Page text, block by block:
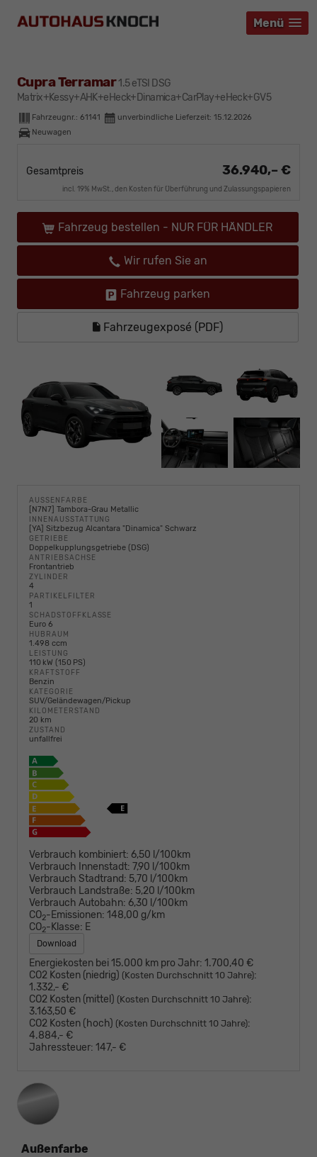
Menü
Menü
Menü
Cupra Terramar1.5 eTSI DSG
Matrix+Kessy+AHK+eHeck+Dinamica+CarPlay+eHeck+GV5
Fahrzeugnr.: 61141 unverbindliche Lieferzeit: 15.12.2026
Neuwagen
Gesamtpreis 36.940,– €
incl. 19% MwSt., den Kosten für Überführung und Zulassungspapieren
Fahrzeug bestellen - NUR FÜR HÄNDLER
Wir rufen Sie an
Fahrzeug parken
Fahrzeugexposé (PDF)
AUSSENFARBE
[N7N7] Tambora-Grau Metallic
INNENAUSSTATTUNG
[YA] Sitzbezug Alcantara "Dinamica" Schwarz
GETRIEBE
Doppelkupplungsgetriebe (DSG)
ANTRIEBSACHSE
Frontantrieb
ZYLINDER
4
PARTIKELFILTER
1
SCHADSTOFFKLASSE
Euro 6
HUBRAUM
1.498 ccm
LEISTUNG
110 kW (150 PS)
KRAFTSTOFF
Benzin
KATEGORIE
SUV/Geländewagen/Pickup
KILOMETERSTAND
20 km
ZUSTAND
unfallfrei
Verbrauch kombiniert: 6,50 l/100km
Verbrauch Innenstadt: 7,90 l/100km
Verbrauch Stadtrand: 5,70 l/100km
Verbrauch Landstraße: 5,20 l/100km
Verbrauch Autobahn: 6,30 l/100km
CO2-Emissionen: 148,00 g/km
CO2-Klasse: E
Download
Energiekosten bei 15.000 km pro Jahr: 1.700,40 €
CO2 Kosten (niedrig) (Kosten Durchschnitt 10 Jahre):
1.332,- €
CO2 Kosten (mittel) (Kosten Durchschnitt 10 Jahre):
3.163,50 €
CO2 Kosten (hoch) (Kosten Durchschnitt 10 Jahre):
4.884,- €
Jahressteuer: 147,- €
Außenfarbe